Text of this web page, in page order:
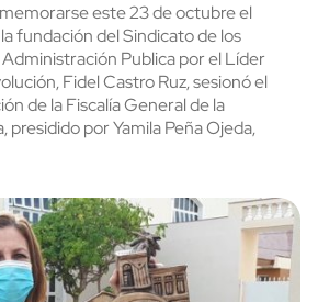
este 23 de octubre el
fundación del Sindicato de los
Publica por el Líder
Fidel Castro Ruz, sesionó el
de la Fiscalía General de la
presidido por Yamila Peña Ojeda,